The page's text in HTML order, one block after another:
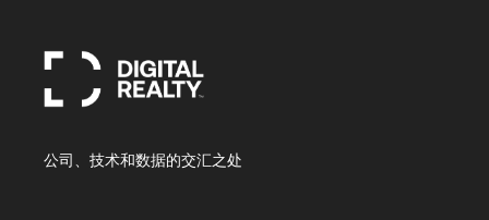
公司、技术和数据的交汇之处